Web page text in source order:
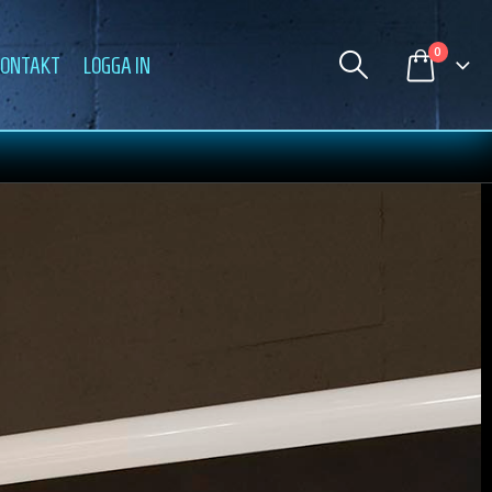
LOGGA IN
0